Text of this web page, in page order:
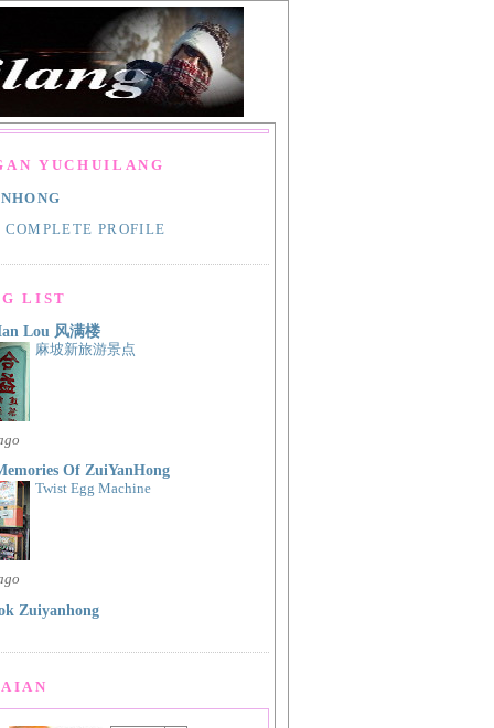
YUCHUILANG
PROFILE
LIST
Lou 风满楼
麻坡新旅游景点
Of ZuiYanHong
Twist Egg Machine
Zuiyanhong